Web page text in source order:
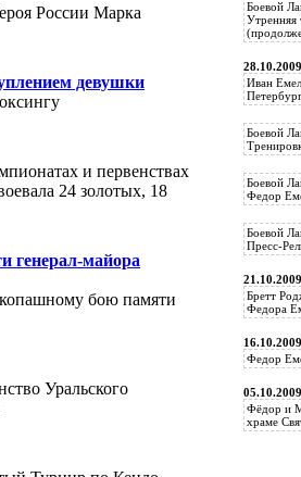
России Марка
девушки
и первенствах
24 золотых, 18
генерал-майора
бою памяти
Уральского
Боевой
Утренняя
28.10.2009
Иван
Боевой
Боевой
Федор
Боевой
Пресс-
21.10.2009
Бретт
Федора
16.10.2009
Федор
05.10.2009
Фёдор и
храме